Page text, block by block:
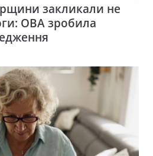
закликали не
ОВА зробила